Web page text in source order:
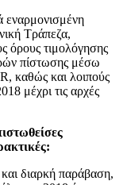
εναρμονισμένη
Τράπεζα,
όρους τιμολόγησης
πίστωσης μέσω
καθώς και λοιπούς
μέχρι τις αρχές
διαρκή παράβαση,